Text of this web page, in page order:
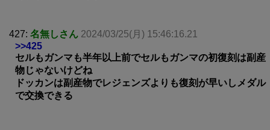
427: 名無しさん 2024/03/25(月) 15:46:16.21
>>425
セルもガンマも半年以上前でセルもガンマの初復刻は副産
物じゃないけどね
ドッカンは副産物でレジェンズよりも復刻が早いしメダル
で交換できる